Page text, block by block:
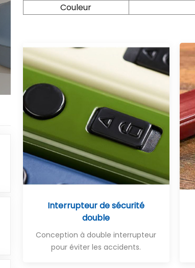
Couleur
Interrupteur de sécurité
double
Conception à double interrupteur
pour éviter les accidents.